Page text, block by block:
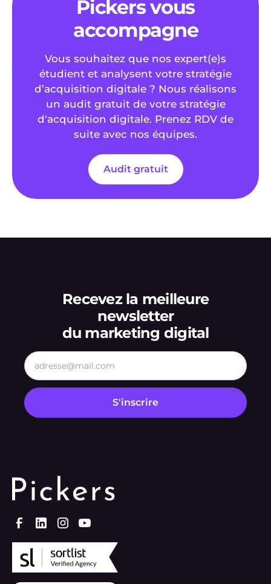
Pickers vous
accompagne
Vous souhaitez que nos expert(e)s
étudient et analysent votre stratégie
d’acquisition digitale ? Nous réalisons
un audit gratuit de votre stratégie
d'acquisition digitale. Prenez RDV de
suite avec nos équipes.
Audit gratuit
Recevez la meilleure
newsletter
du marketing digital